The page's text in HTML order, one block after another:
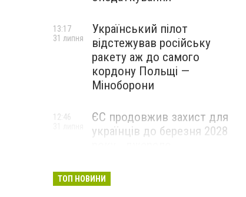
Український пілот
відстежував російську
ракету аж до самого
кордону Польщі —
Міноборони
13:17
31 липня
ЄС продовжив захист для
українців до березня 2028
12:46
ТОП НОВИНИ